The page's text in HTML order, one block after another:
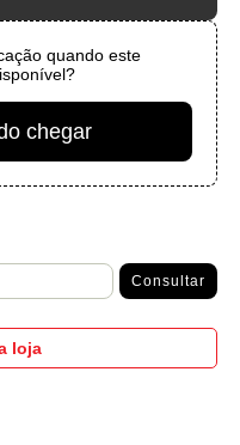
quando este
chegar
Consultar
loja